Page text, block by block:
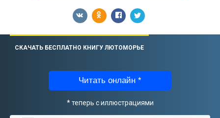
СКАЧАТЬ БЕСПЛАТНО КНИГУ ЛЮТОМОРЬЕ
Читать онлайн *
* теперь с иллюстрациями